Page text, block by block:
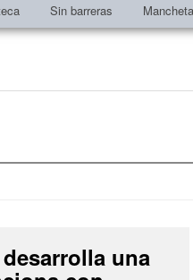
Sin barreras Mancheta
una